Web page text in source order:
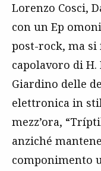
Lorenzo Cosci,
con un Ep
post-rock, ma
capolavoro di
Giardino delle
elettronica in
mezz’ora,
anziché
componimento